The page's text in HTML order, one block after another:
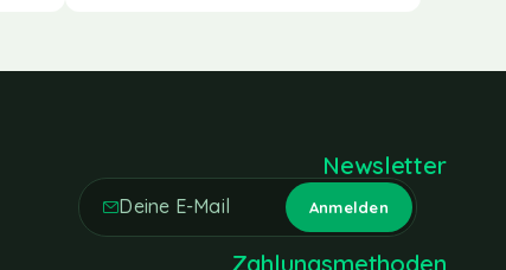
Newsletter
Zahlungsmethoden